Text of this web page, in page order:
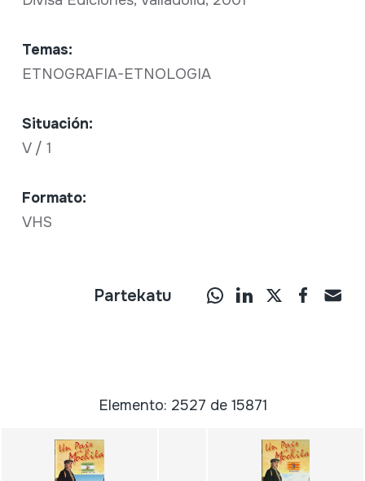
Temas:
ETNOGRAFIA-ETNOLOGIA
Situación:
V / 1
Formato:
VHS
Partekatu
Elemento: 2527 de 15871